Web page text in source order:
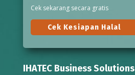
Cek sekarang secara gratis
Cek Kesiapan Halal
IHATEC Business Solutions